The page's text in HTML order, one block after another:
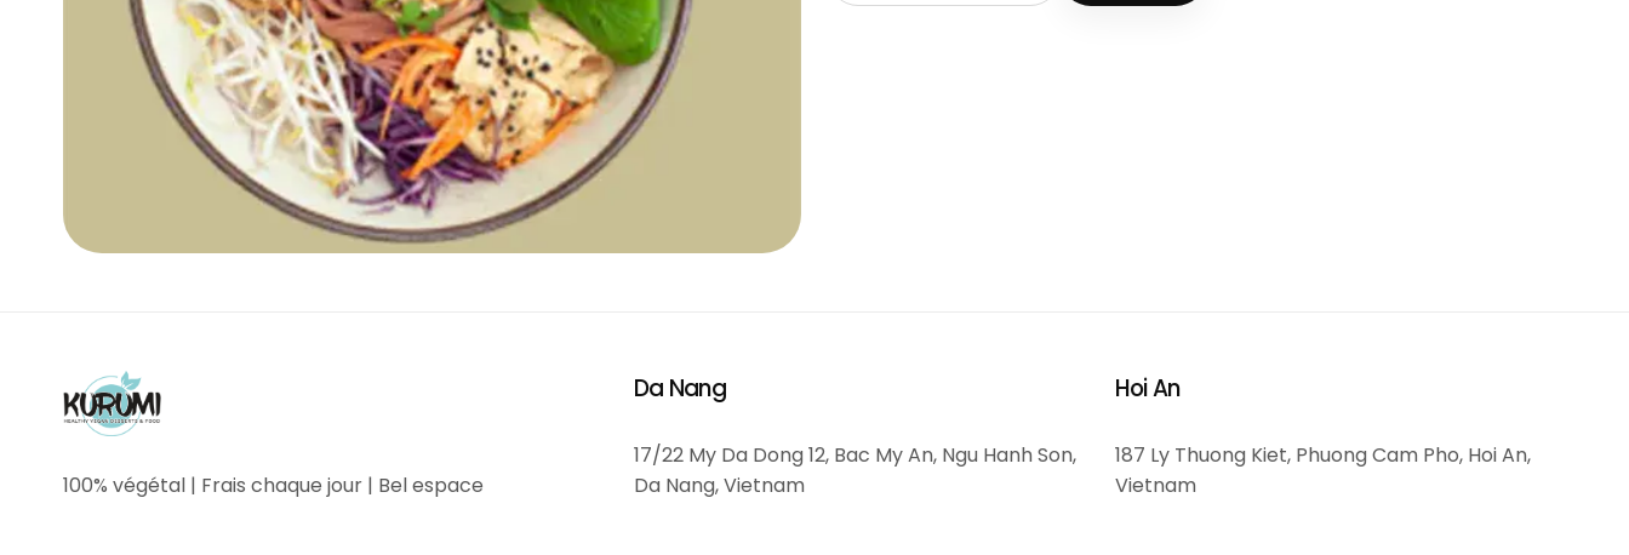
100% végétal | Frais chaque jour | Bel espace
Da Nang
17/22 My Da Dong 12, Bac My An, Ngu Hanh Son,
Da Nang, Vietnam
Hoi An
187 Ly Thuong Kiet, Phuong Cam Pho, Hoi An,
Vietnam